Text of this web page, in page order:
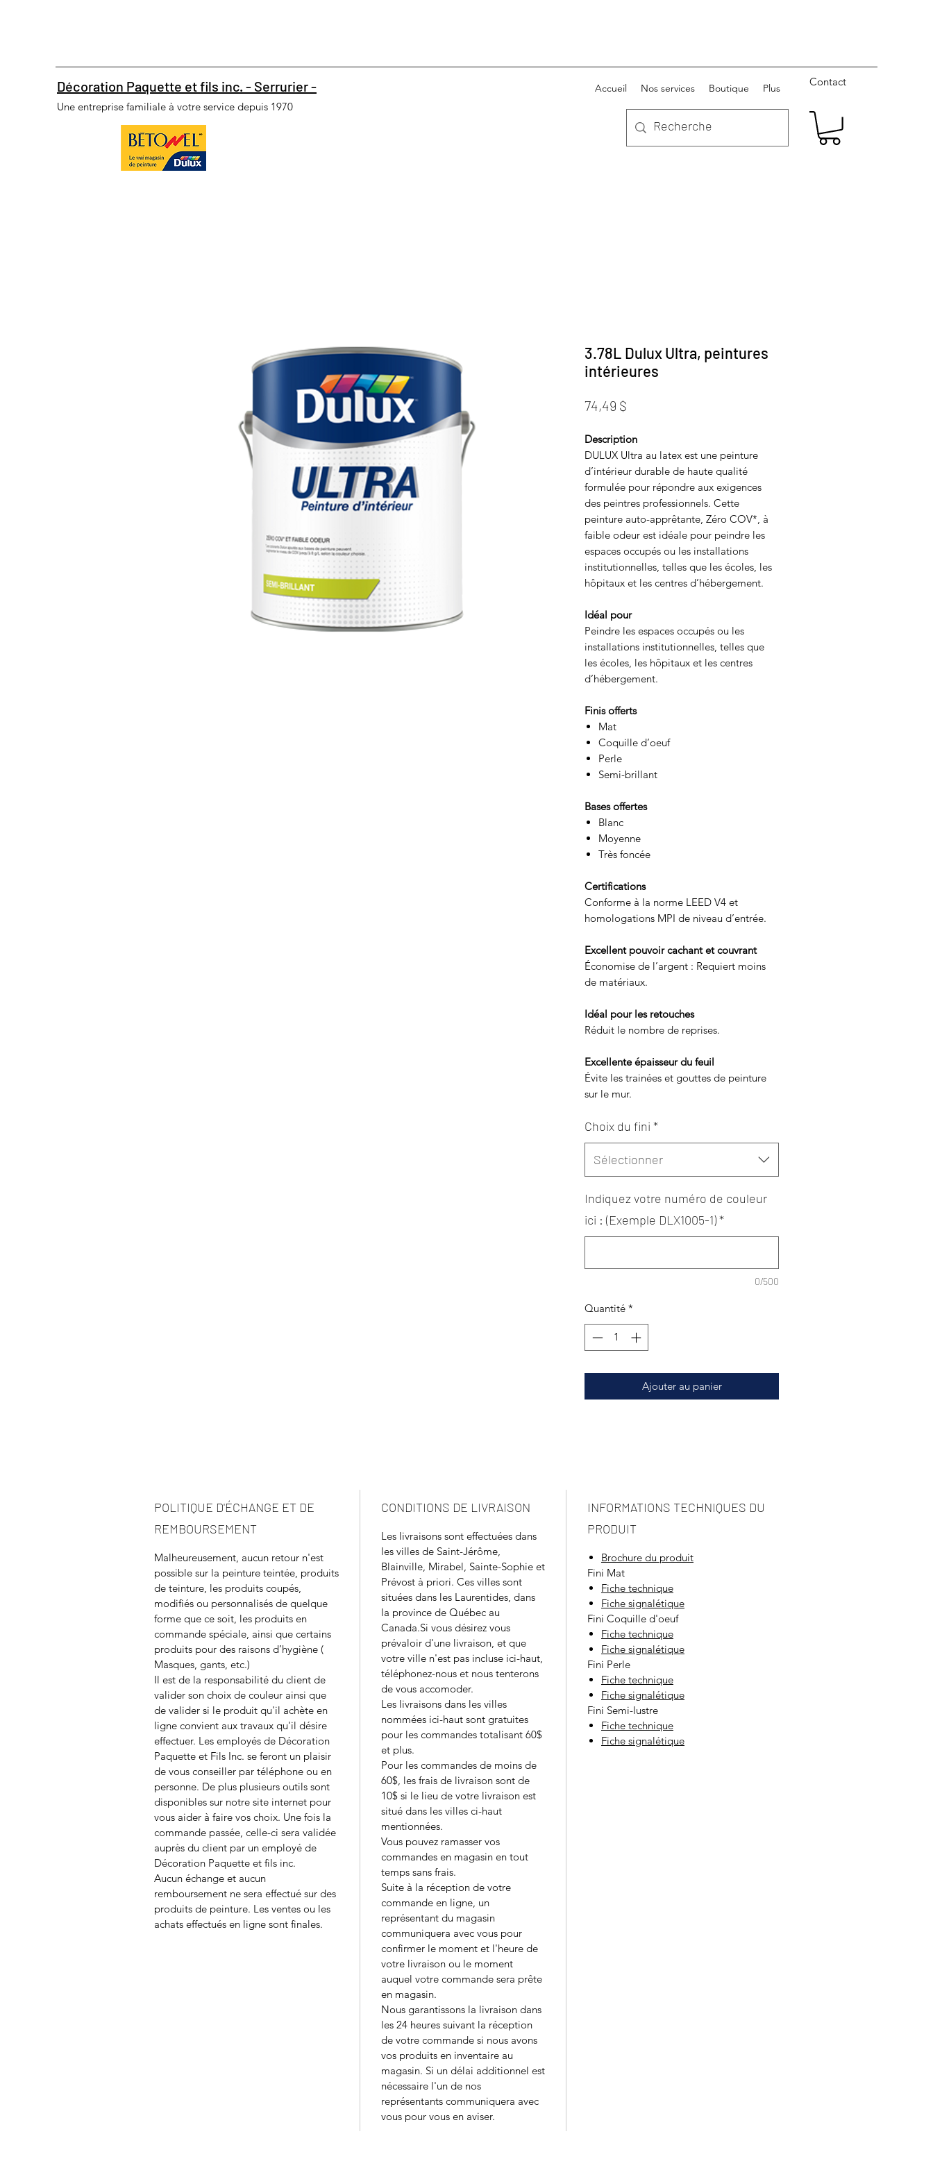
Décoration Paquette et fils inc. - Serrurier -
Une entreprise familiale à votre service depuis 1970
Accueil Nos services Boutique Plus Contact
3.78L Dulux Ultra, peintures
intérieures
74,49 $
Description
DULUX Ultra au latex est une peinture
d’intérieur durable de haute qualité
formulée pour répondre aux exigences
des peintres professionnels. Cette
peinture auto-apprêtante, Zéro COV*, à
faible odeur est idéale pour peindre les
espaces occupés ou les installations
institutionnelles, telles que les écoles, les
hôpitaux et les centres d’hébergement.
Idéal pour
Peindre les espaces occupés ou les
installations institutionnelles, telles que
les écoles, les hôpitaux et les centres
d’hébergement.
Finis offerts
Mat
Coquille d’oeuf
Perle
Semi-brillant
Bases offertes
Blanc
Moyenne
Très foncée
Certifications
Conforme à la norme LEED V4 et
homologations MPI de niveau d’entrée.
Excellent pouvoir cachant et couvrant
Économise de l’argent : Requiert moins
de matériaux.
Idéal pour les retouches
Réduit le nombre de reprises.
Excellente épaisseur du feuil
Évite les trainées et gouttes de peinture
sur le mur.
Choix du fini *
Sélectionner
Indiquez votre numéro de couleur
ici : (Exemple DLX1005-1)*
0/500
Quantité *
Ajouter au panier
POLITIQUE D'ÉCHANGE ET DE
REMBOURSEMENT
Malheureusement, aucun retour n'est
possible sur la peinture teintée, produits
de teinture, les produits coupés,
modifiés ou personnalisés de quelque
forme que ce soit, les produits en
commande spéciale, ainsi que certains
produits pour des raisons d’hygiène (
Masques, gants, etc.)
Il est de la responsabilité du client de
valider son choix de couleur ainsi que
de valider si le produit qu'il achète en
ligne convient aux travaux qu'il désire
effectuer. Les employés de Décoration
Paquette et Fils Inc. se feront un plaisir
de vous conseiller par téléphone ou en
personne. De plus plusieurs outils sont
disponibles sur notre site internet pour
vous aider à faire vos choix. Une fois la
commande passée, celle-ci sera validée
auprès du client par un employé de
Décoration Paquette et fils inc.
Aucun échange et aucun
remboursement ne sera effectué sur des
produits de peinture. Les ventes ou les
achats effectués en ligne sont finales.
CONDITIONS DE LIVRAISON
Les livraisons sont effectuées dans
les villes de Saint-Jérôme,
Blainville, Mirabel, Sainte-Sophie et
Prévost à priori. Ces villes sont
situées dans les Laurentides, dans
la province de Québec au
Canada.Si vous désirez vous
prévaloir d'une livraison, et que
votre ville n'est pas incluse ici-haut,
téléphonez-nous et nous tenterons
de vous accomoder.
Les livraisons dans les villes
nommées ici-haut sont gratuites
pour les commandes totalisant 60$
et plus.
Pour les commandes de moins de
60$, les frais de livraison sont de
10$ si le lieu de votre livraison est
situé dans les villes ci-haut
mentionnées.
Vous pouvez ramasser vos
commandes en magasin en tout
temps sans frais.
Suite à la réception de votre
commande en ligne, un
représentant du magasin
communiquera avec vous pour
confirmer le moment et l'heure de
votre livraison ou le moment
auquel votre commande sera prête
en magasin.
Nous garantissons la livraison dans
les 24 heures suivant la réception
de votre commande si nous avons
vos produits en inventaire au
magasin. Si un délai additionnel est
nécessaire l'un de nos
représentants communiquera avec
vous pour vous en aviser.
INFORMATIONS TECHNIQUES DU
PRODUIT
Brochure du produit
Fini Mat
Fiche technique
Fiche signalétique
Fini Coquille d'oeuf
Fiche technique
Fiche signalétique
Fini Perle
Fiche technique
Fiche signalétique
Fini Semi-lustre
Fiche technique
Fiche signalétique